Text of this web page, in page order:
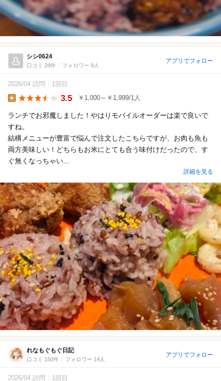
シシ0624
口コミ 28件 フォロワー 9人
アプリでフォロー
2026/04 訪問 1回目
3.5 ￥1,000～￥1,999/1人
ランチでお邪魔しました！やはりモバイルオーダーは楽で良いで
すね。
結構メニューが豊富で悩んで注文したこちらですが、お肉も魚も
両方美味しい！どちらもお米にとても合う味付けだったので、す
ぐ無くなっちゃい...
詳細を見る
れなもぐもぐ日記
口コミ 150件 フォロワー 14人
アプリでフォロー
2026/04 訪問 1回目